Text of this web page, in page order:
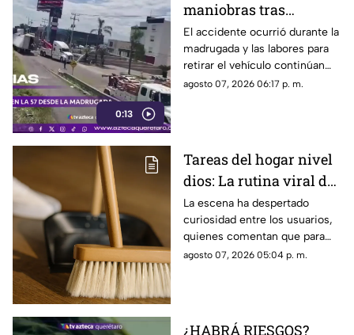
0:13
maniobras tras
volcadura de unidad
pesada en la carretera
57
El accidente ocurrió durante la
madrugada y las labores para
retirar el vehículo continúan
desde hace más de 12 horas en
agosto 07, 2026 06:17 p. m.
Tareas del hogar nivel
dios: La rutina viral de
esta mamá para la
limpieza el techo
La escena ha despertado
curiosidad entre los usuarios,
quienes comentan que para
algunas personas ningún
agosto 07, 2026 05:04 p. m.
¿HABRÁ RIESGOS?